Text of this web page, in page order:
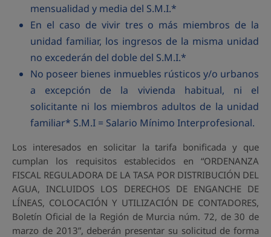
mensualidad y media del S.M.I.*
En el caso de vivir tres o más miembros de la
unidad familiar, los ingresos de la misma unidad
no excederán del doble del S.M.I.*
No poseer bienes inmuebles rústicos y/o urbanos
a excepción de la vivienda habitual, ni el
solicitante ni los miembros adultos de la unidad
familiar* S.M.I = Salario Mínimo Interprofesional.
Los interesados en solicitar la tarifa bonificada y que
cumplan los requisitos establecidos en “ORDENANZA
FISCAL REGULADORA DE LA TASA POR DISTRIBUCIÓN DEL
AGUA, INCLUIDOS LOS DERECHOS DE ENGANCHE DE
LÍNEAS, COLOCACIÓN Y UTILIZACIÓN DE CONTADORES,
Boletín Oficial de la Región de Murcia núm. 72, de 30 de
marzo de 2013”, deberán presentar su solicitud de forma